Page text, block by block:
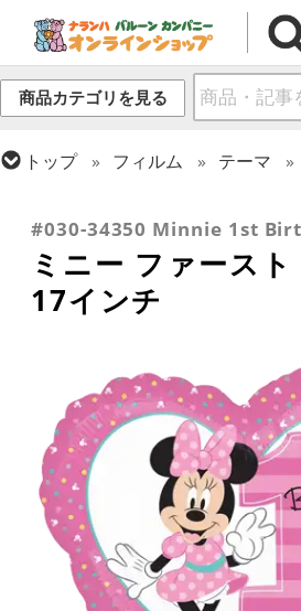
商品カテゴリを見る
トップ フィルム テーマ
#030-34350 Minnie 1st
ミニー ファース
17インチ